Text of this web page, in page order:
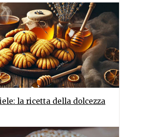
la ricetta della dolcezza